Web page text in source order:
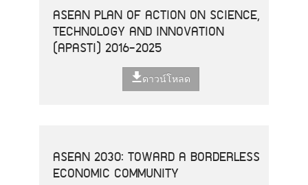
ASEAN PLAN OF ACTION ON SCIENCE,
TECHNOLOGY AND INNOVATION
(APASTI) 2016-2025
ดาวน์โหลด
ASEAN 2030: TOWARD A BORDERLESS
ECONOMIC COMMUNITY